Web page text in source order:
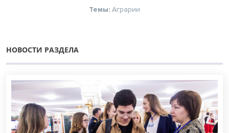
Темы: Аграрии
НОВОСТИ РАЗДЕЛА